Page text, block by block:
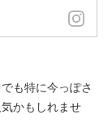
も特に今っぽさ
かもしれませ